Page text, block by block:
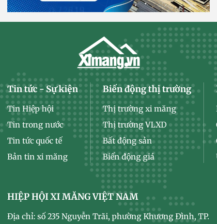
Tin tức - Sự kiện
Tin Hiệp hội
Tin trong nước
Tin tức quốc tế
Bản tin xi măng
Biến động thị trường
Thị trường xi măng
Thị trường VLXD
Bất động sản
Biến động giá
HIỆP HỘI XI MĂNG VIỆT NAM
Địa chỉ: số 235 Nguyễn Trãi, phường Khương Đình, TP.